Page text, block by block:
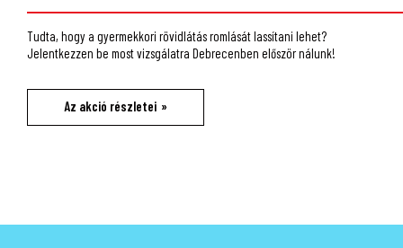
Tudta, hogy a gyermekkori rövidlátás romlását lassítani lehet?
Jelentkezzen be most vizsgálatra Debrecenben először nálunk!
Az akció részletei